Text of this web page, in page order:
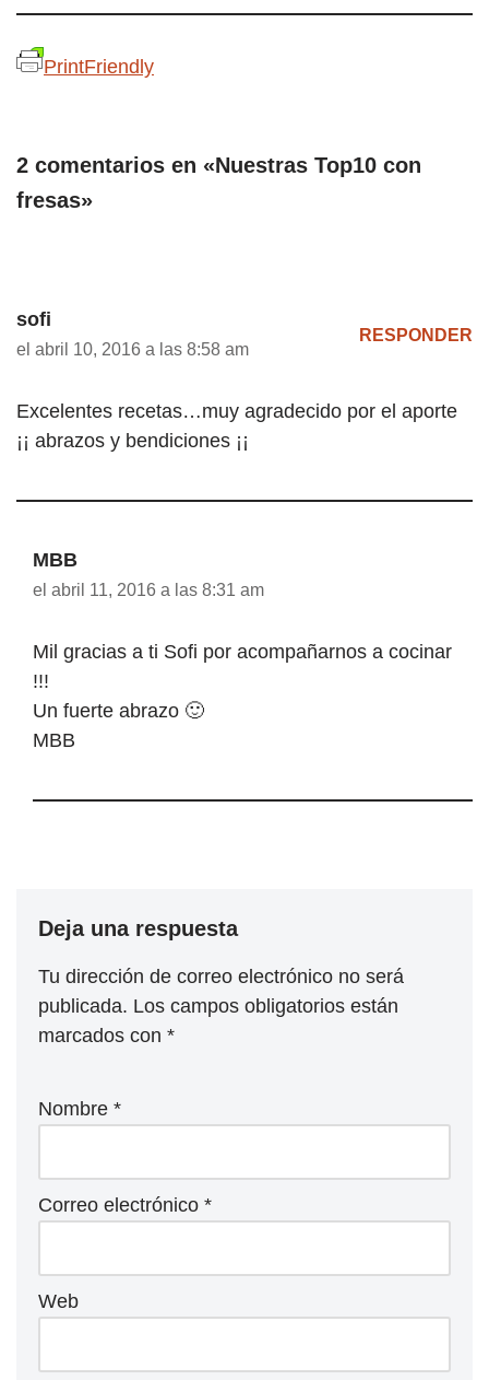
PrintFriendly
2 comentarios en «Nuestras Top10 con
fresas»
sofi
el abril 10, 2016 a las 8:58 am
RESPONDER
Excelentes recetas…muy agradecido por el aporte
¡¡ abrazos y bendiciones ¡¡
MBB
el abril 11, 2016 a las 8:31 am
Mil gracias a ti Sofi por acompañarnos a cocinar
!!!
Un fuerte abrazo 🙂
MBB
Deja una respuesta
Tu dirección de correo electrónico no será
publicada. Los campos obligatorios están
marcados con *
Nombre *
Correo electrónico *
Web